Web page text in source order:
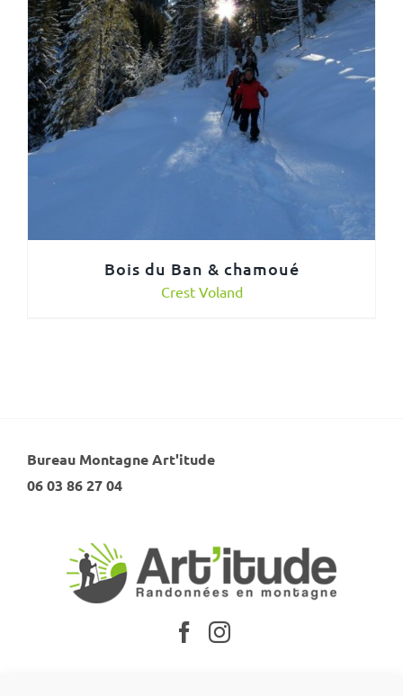
Bois du Ban & chamoué
Crest Voland
Bureau Montagne Art'itude
06 03 86 27 04